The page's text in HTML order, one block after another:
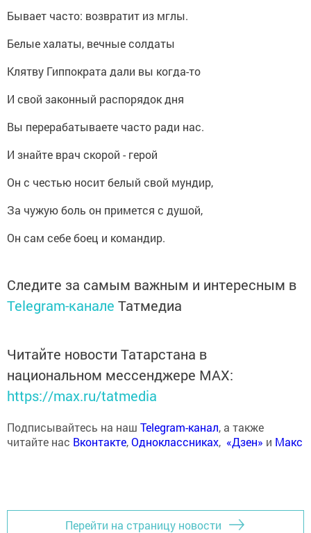
Бывает часто: возвратит из мглы.
Белые халаты, вечные солдаты
Клятву Гиппократа дали вы когда-то
И свой законный распорядок дня
Вы перерабатываете часто ради нас.
И знайте врач скорой - герой
Он с честью носит белый свой мундир,
За чужую боль он примется с душой,
Он сам себе боец и командир.
Следите за самым важным и интересным в
Telegram-канале Татмедиа
Читайте новости Татарстана в
национальном мессенджере MАХ:
https://max.ru/tatmedia
Подписывайтесь на наш Telegram-канал, а также
читайте нас Вконтакте,Одноклассниках, «Дзен» и Макс
Перейти на страницу новости